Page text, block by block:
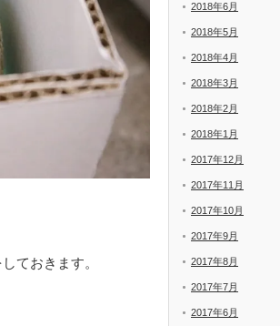
ておきます。
2018年6月
2018年5月
2018年4月
2018年3月
2018年2月
2018年1月
2017年12月
2017年11月
2017年10月
2017年9月
2017年8月
2017年7月
2017年6月